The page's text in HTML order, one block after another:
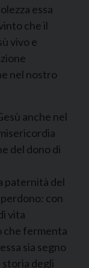
essa
che il
vivo e
nel nostro
anche nel
del dono di
paternità del
con
vita
che fermenta
sia segno
degli